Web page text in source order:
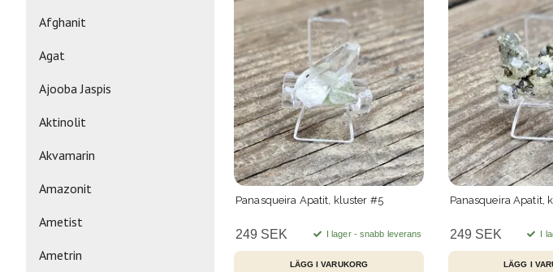
Afghanit
Agat
Ajooba Jaspis
Aktinolit
Akvamarin
Amazonit
Ametist
Ametrin
Panasqueira Apatit, kluster #5
249 SEK I lager - snabb leverans
Panasqueira Apatit,
249 SEK I